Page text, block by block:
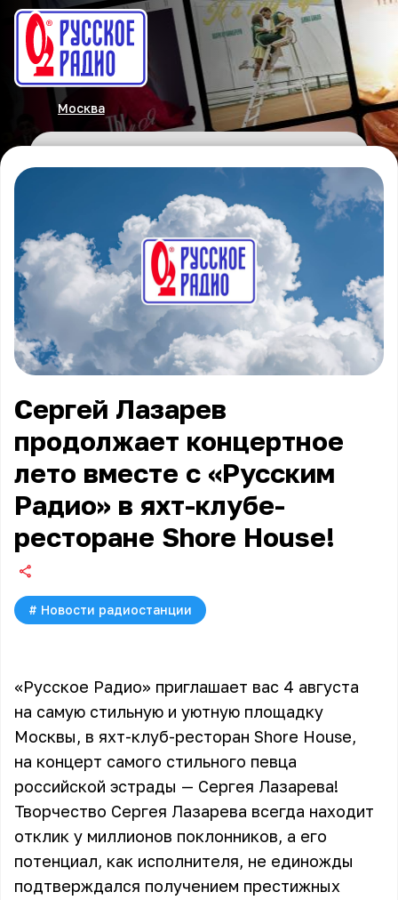
Москва
Сергей Лазарев
продолжает концертное
лето вместе с «Русским
Радио» в яхт-клубе-
ресторане Shore House!
# Новости радиостанции
«Русское Радио» приглашает вас 4 августа
на самую стильную и уютную площадку
Москвы, в яхт-клуб-ресторан Shore House,
на концерт самого стильного певца
российской эстрады — Сергея Лазарева!
Творчество Сергея Лазарева всегда находит
отклик у миллионов поклонников, а его
потенциал, как исполнителя, не единожды
подтверждался получением престижных